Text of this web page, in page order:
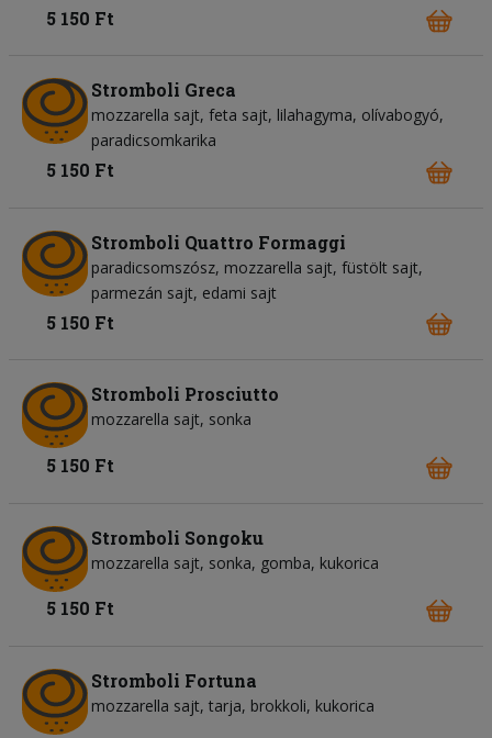
5 150 Ft
Stromboli Greca
mozzarella sajt feta sajt lilahagyma olívabogyó
paradicsomkarika
5 150 Ft
Stromboli Quattro Formaggi
paradicsomszósz mozzarella sajt füstölt sajt
parmezán sajt edami sajt
5 150 Ft
Stromboli Prosciutto
mozzarella sajt sonka
5 150 Ft
Stromboli Songoku
mozzarella sajt sonka gomba kukorica
5 150 Ft
Stromboli Fortuna
mozzarella sajt tarja brokkoli kukorica